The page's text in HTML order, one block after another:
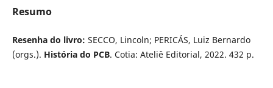
Resumo
Resenha do livro: SECCO, Lincoln; PERICÁS, Luiz Bernardo
(orgs.). História do PCB. Cotia: Ateliê Editorial, 2022. 432 p.